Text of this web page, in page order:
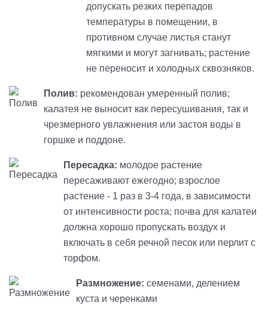
допускать резких перепадов
температуры в помещении, в
противном случае листья станут
мягкими и могут загнивать; растение
не переносит и холодных сквозняков.
Полив: рекомендован умеренный полив;
калатея не выносит как пересушивания, так и
чрезмерного увлажнения или застоя воды в
горшке и поддоне.
Пересадка: молодое растение
пересаживают ежегодно; взрослое
растение - 1 раз в 3-4 года, в зависимости
от интенсивности роста; почва для калатеи
должна хорошо пропускать воздух и
включать в себя речной песок или перлит с
торфом.
Размножение: семенами, делением
куста и черенками